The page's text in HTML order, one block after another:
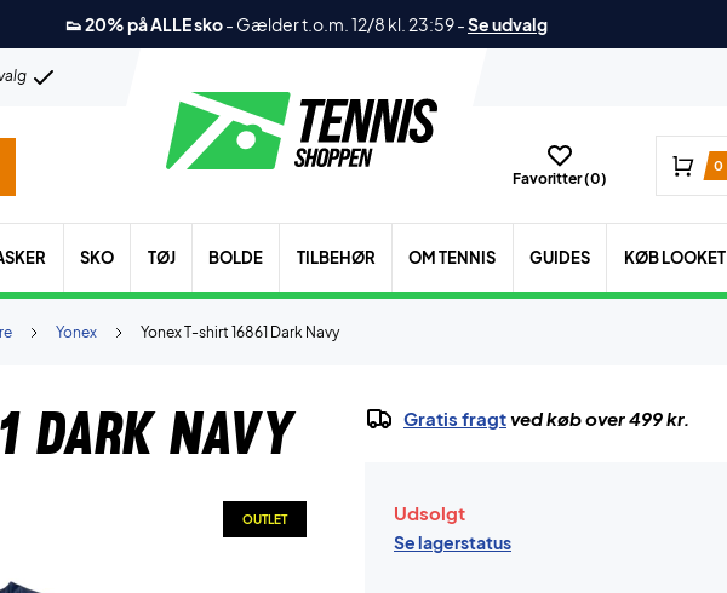
👟 20% på ALLE sko- Gælder t.o.m. 12/8 kl. 23:59-Se udvalg
Favoritter (0)
0
SKO TØJ BOLDE TILBEHØR OM TENNIS GUIDES KØB LOOKET
Yonex T-shirt 16861 Dark Navy
Yonex
Dark Navy
OUTLET
Gratis fragtved køb over 499 kr.
Udsolgt
Se lagerstatus